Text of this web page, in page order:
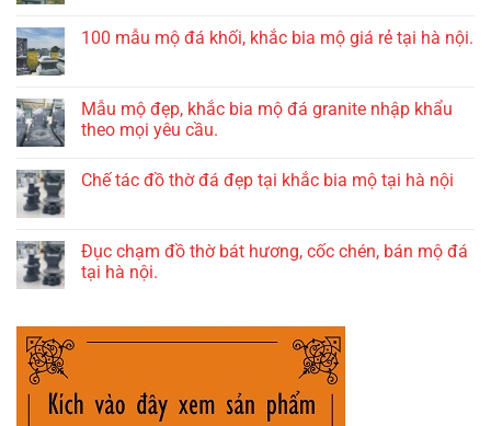
100 mẫu mộ đá khối, khắc bia mộ giá rẻ tại hà nội.
Mẫu mộ đẹp, khắc bia mộ đá granite nhập khẩu
theo mọi yêu cầu.
Chế tác đồ thờ đá đẹp tại khắc bia mộ tại hà nội
Đục chạm đồ thờ bát hương, cốc chén, bán mộ đá
tại hà nội.